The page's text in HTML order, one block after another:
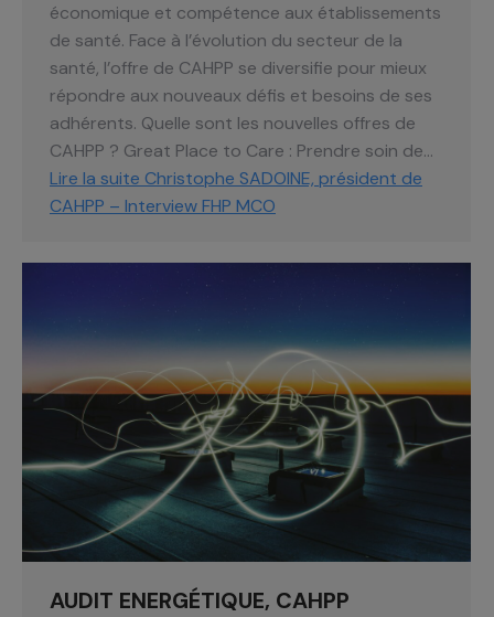
économique et compétence aux établissements
de santé. Face à l’évolution du secteur de la
santé, l’offre de CAHPP se diversifie pour mieux
répondre aux nouveaux défis et besoins de ses
adhérents. Quelle sont les nouvelles offres de
CAHPP ? Great Place to Care : Prendre soin de…
Lire la suite Christophe SADOINE, président de
CAHPP – Interview FHP MCO
AUDIT ENERGÉTIQUE, CAHPP